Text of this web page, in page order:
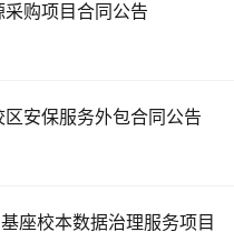
购项目合同公告
安保服务外包合同公告
座校本数据治理服务项目